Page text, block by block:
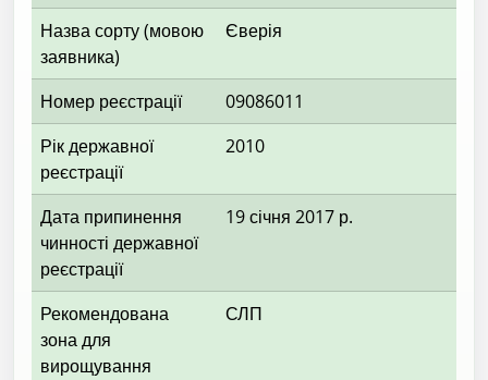
Назва сорту (мовою
заявника)
Єверія
Номер реєстрації
09086011
Рік державної
реєстрації
2010
Дата припинення
чинності державної
реєстрації
19 січня 2017 р.
Рекомендована
зона для
вирощування
СЛП